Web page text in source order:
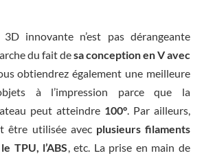
innovante n’est pas dérangeante
du fait desa conception en V avec
obtiendrez également une meilleure
à l’impression parce que la
peut atteindre 100°. Par ailleurs,
être utilisée avec plusieurs filaments
TPU, l’ABS, etc. La prise en main de